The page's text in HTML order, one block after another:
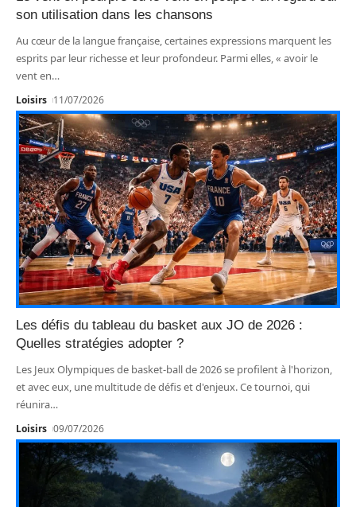
son utilisation dans les chansons
Au cœur de la langue française, certaines expressions marquent les
esprits par leur richesse et leur profondeur. Parmi elles, « avoir le
vent en…
Loisirs 11/07/2026
Les défis du tableau du basket aux JO de 2026 :
Quelles stratégies adopter ?
Les Jeux Olympiques de basket-ball de 2026 se profilent à l'horizon,
et avec eux, une multitude de défis et d'enjeux. Ce tournoi, qui
réunira…
Loisirs 09/07/2026